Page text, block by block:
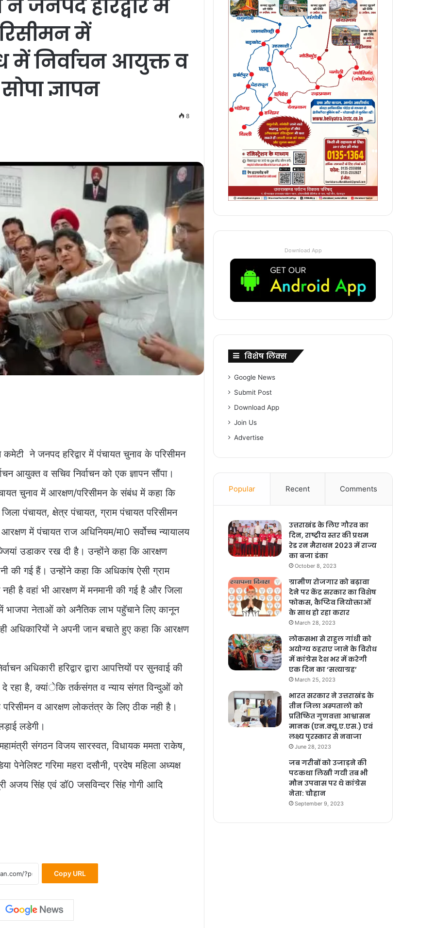
जनपद हरिद्वार में
में
निर्वाचन आयुक्त व
ज्ञापन
8
कमेटी ने जनपद हरिद्वार में पंचायत चुनाव के परिसीमन
आयुक्त व सचिव निर्वाचन को एक ज्ञापन सौंपा।
चुनाव में आरक्षण/परिसीमन के संबंध में कहा कि
पंचायत, क्षेत्र पंचायत, ग्राम पंचायत परिसीमन
में पंचायत राज अधिनियम/मा0 सर्वोच्च न्यायालय
उडाकर रख दी है। उन्होंने कहा कि आरक्षण
की गई हैं। उन्होंने कहा कि अधिकांष ऐसी ग्राम
है वहां भी आरक्षण में मनमानी की गई है और जिला
भाजपा नेताओं को अनैतिक लाभ पहॅुचाने लिए कानून
ने अपनी जान बचाते हुए कहा कि आरक्षण
अधिकारी हरिद्वार द्वारा आपत्तियों पर सुनवाई की
दे रहा है, क्यांेकि तर्कसंगत व न्याय संगत विन्दुओं को
परिसीमन व आरक्षण लोकतंत्र के लिए ठीक नही है।
लडेगी।
संगठन विजय सारस्वत, विधायक ममता राकेष,
पेनेलिश्ट गरिमा महरा दसौनी, प्रदेष महिला अध्यक्ष
अजय सिंह एवं डॉ0 जसविन्दर सिंह गोगी आदि
Copy URL
Download App
विशेष लिंक्स
Google News
Submit Post
Download App
Join Us
Advertise
Popular Recent Comments
उत्तराखंड के लिए गौरव का
दिन, राष्ट्रीय स्तर की प्रथम
रेड रन मैराथन 2023 में राज्य
का बजा डंका
October 8, 2023
ग्रामीण रोजगार को बढ़ावा
देने पर केंद्र सरकार का विशेष
फोकस, कैप्टिव नियोक्ताओं
के साथ हो रहा करार
March 28, 2023
लोकसभा से राहुल गांधी को
अयोग्य ठहराए जाने के विरोध
में कांग्रेस देश भर में करेगी
एक दिन का ‘सत्याग्रह’
March 25, 2023
भारत सरकार ने उत्तराखंड के
तीन जिला अस्पतालो को
प्रतिष्ठित गुणवत्ता आश्वासन
मानक (एन.क्यू.ए.एस.) एवं
लक्ष्य पुरस्कार से नवाजा
June 28, 2023
जब गरीबों को उजाड़ने की
पटकथा लिखी गयी तब भी
मौन उपवास पर थे कांग्रेस
नेता: चौहान
September 9, 2023